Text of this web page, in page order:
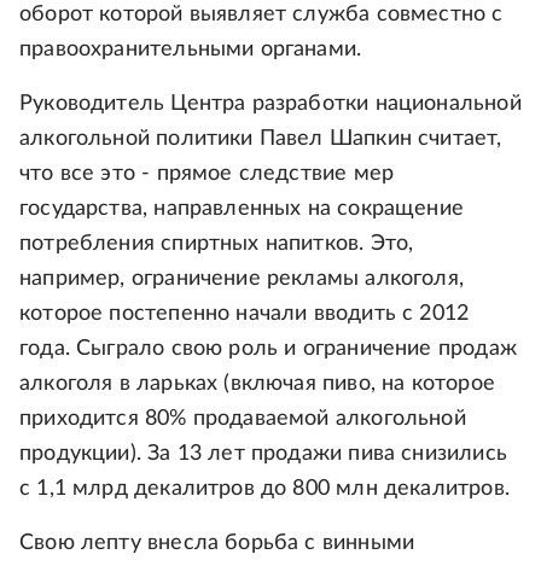
оборот которой выявляет служба совместно с
правоохранительными органами.
Руководитель Центра разработки национальной
алкогольной политики Павел Шапкин считает,
что все это - прямое следствие мер
государства, направленных на сокращение
потребления спиртных напитков. Это,
например, ограничение рекламы алкоголя,
которое постепенно начали вводить с 2012
года. Сыграло свою роль и ограничение продаж
алкоголя в ларьках (включая пиво, на которое
приходится 80% продаваемой алкогольной
продукции). За 13 лет продажи пива снизились
с 1,1 млрд декалитров до 800 млн декалитров.
Свою лепту внесла борьба с винными